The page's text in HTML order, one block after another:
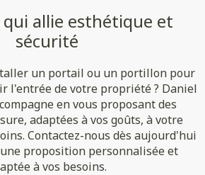
allie esthétique et
sécurité
un portail ou un portillon pour
l'entrée de votre propriété ? Daniel
en vous proposant des
adaptées à vos goûts, à votre
Contactez-nous dès aujourd'hui
proposition personnalisée et
à vos besoins.